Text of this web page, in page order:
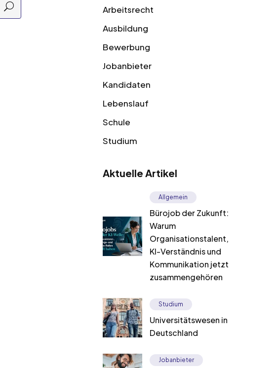
Arbeitsrecht
Ausbildung
Bewerbung
Jobanbieter
Kandidaten
Lebenslauf
Schule
Studium
Aktuelle Artikel
Allgemein
Bürojob der Zukunft:
Warum
Organisationstalent,
KI-Verständnis und
Kommunikation jetzt
zusammengehören
Studium
Universitätswesen in
Deutschland
Jobanbieter